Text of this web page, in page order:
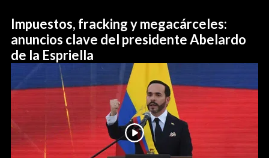
Impuestos, fracking y megacárceles:
anuncios clave del presidente Abelardo
de la Espriella